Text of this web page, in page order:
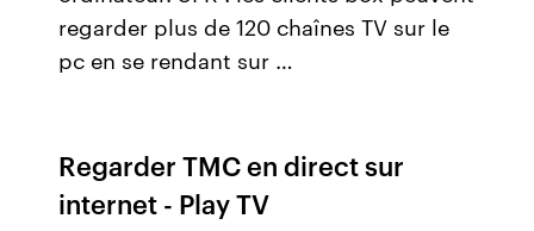
regarder plus de 120 chaînes TV sur le
pc en se rendant sur …
Regarder TMC en direct sur
internet - Play TV